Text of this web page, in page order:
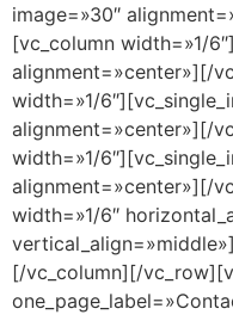
image=»30″
[vc_column width=»1/
alignment=»center»][/
width=»1/
alignment=»center»][/
width=»1/
alignment=»center»][/
width=»1/6″
[/vc_column][/